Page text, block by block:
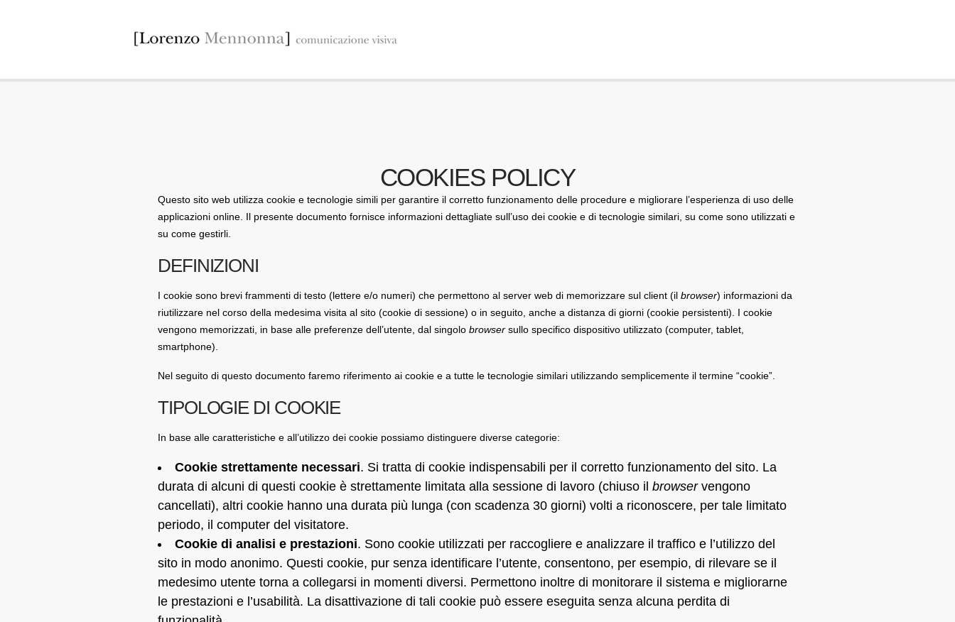
COOKIES POLICY
Questo sito web utilizza cookie e tecnologie simili per garantire il corretto funzionamento delle procedure e migliorare l’esperienza di uso delle
applicazioni online. Il presente documento fornisce informazioni dettagliate sull’uso dei cookie e di tecnologie similari, su come sono utilizzati e
su come gestirli.
DEFINIZIONI
I cookie sono brevi frammenti di testo (lettere e/o numeri) che permettono al server web di memorizzare sul client (il browser) informazioni da
riutilizzare nel corso della medesima visita al sito (cookie di sessione) o in seguito, anche a distanza di giorni (cookie persistenti). I cookie
vengono memorizzati, in base alle preferenze dell’utente, dal singolo browser sullo specifico dispositivo utilizzato (computer, tablet,
smartphone).
Nel seguito di questo documento faremo riferimento ai cookie e a tutte le tecnologie similari utilizzando semplicemente il termine “cookie”.
TIPOLOGIE DI COOKIE
In base alle caratteristiche e all’utilizzo dei cookie possiamo distinguere diverse categorie:
Cookie strettamente necessari. Si tratta di cookie indispensabili per il corretto funzionamento del sito. La
durata di alcuni di questi cookie è strettamente limitata alla sessione di lavoro (chiuso il browservengono
cancellati), altri cookie hanno una durata più lunga (con scadenza 30 giorni) volti a riconoscere, per tale limitato
periodo, il computer del visitatore.
Cookie di analisi e prestazioni. Sono cookie utilizzati per raccogliere e analizzare il traffico e l’utilizzo del
sito in modo anonimo. Questi cookie, pur senza identificare l’utente, consentono, per esempio, di rilevare se il
medesimo utente torna a collegarsi in momenti diversi. Permettono inoltre di monitorare il sistema e migliorarne
le prestazioni e l’usabilità. La disattivazione di tali cookie può essere eseguita senza alcuna perdita di